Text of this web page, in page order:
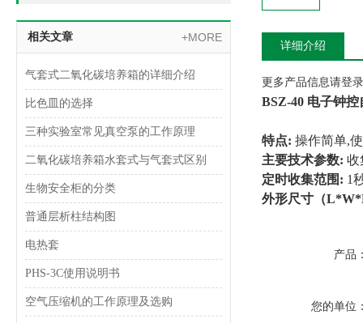
相关文章 +MORE
气套式二氧化碳培养箱的详细介绍
比色皿的选择
三种实验室常见真空泵的工作原理
二氧化碳培养箱水套式与气套式区别
生物安全柜的分类
普通层析柱结构图
电热套
PHS-3C使用说明书
空气压缩机的工作原理及选购
详细介绍
更多产品信息请登
BSZ-40 电子钟
特点: 操作简单,
主要技术参数: 收
定时收集范围: 1
外形尺寸（
产品
您的单位